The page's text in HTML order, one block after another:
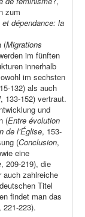
zum
et dépendance: la
(Migrations
im fünften
innerhalb
im sechsten
132) als auch
, 133-152) vertraut.
und
(Entre évolution
de l’Église, 153-
(Conclusion,
eine
, 209-219), die
auch zahlreiche
Titel
findet man das
, 221-223).